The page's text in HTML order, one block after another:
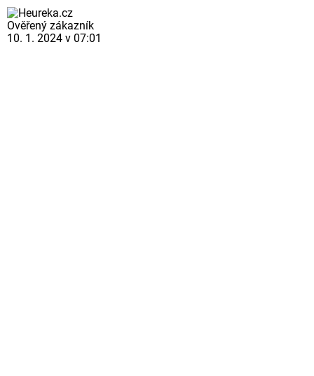
Ověřený zákazník
10. 1. 2024 v 07:01